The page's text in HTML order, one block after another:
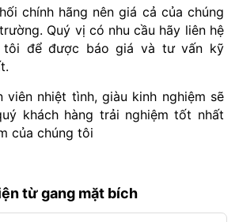
chính hãng nên giá cả của chúng
Quý vị có nhu cầu hãy liên hệ
tôi để được báo giá và tư vấn kỹ
viên nhiệt tình, giàu kinh nghiệm sẽ
khách hàng trải nghiệm tốt nhất
của chúng tôi
từ gang mặt bích